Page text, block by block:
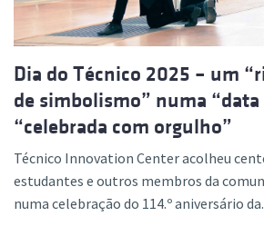
Dia do Técnico 2025 – um
de simbolismo” numa
“celebrada com orgulho”
Técnico Innovation Center acolheu
estudantes e outros membros da
numa celebração do 114.º aniversário